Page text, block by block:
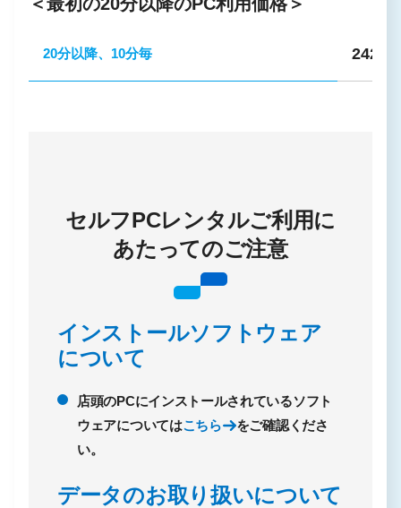
＜最初の20分以降のPC利用価格 ＞
20分以降、10分毎 242円
セルフPCレンタルご利用に
あたってのご注意
インストールソフトウェア
について
店頭のPCにインストールされているソフト
ウェアについてはこちら
をご確認くださ
い。
データのお取り扱いについて